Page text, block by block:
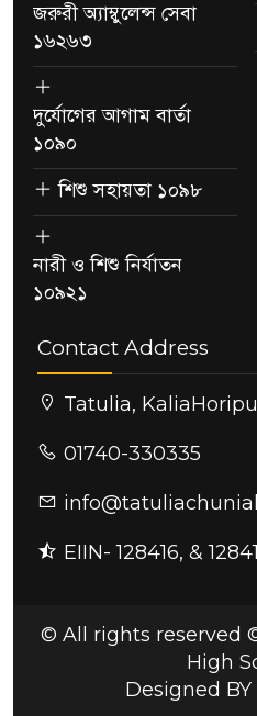
জরুরী অ্যাম্বুলেন্স সেবা
১৬২৬৩
দুর্যোগের আগাম বার্তা
১০৯০
শিশু সহায়তা ১০৯৮
নারী ও শিশু নির্যাতন
১০৯২১
Contact Address
Tatulia,
01740-330335
EIIN- 128416, &
© All rights reserved
High
Designed BY